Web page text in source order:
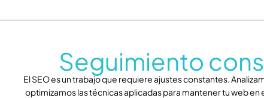
Seguimiento
El SEO es un trabajo que requiere ajustes constantes.
optimizamos las técnicas aplicadas para mantener tu web en